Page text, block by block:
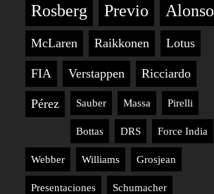
Rosberg
Previo Alonso
McLaren Raikkonen Lotus
FIA Verstappen Ricciardo
Pérez Sauber Massa Pirelli
Bottas DRS Force India
Webber Williams Grosjean
Presentaciones Schumacher